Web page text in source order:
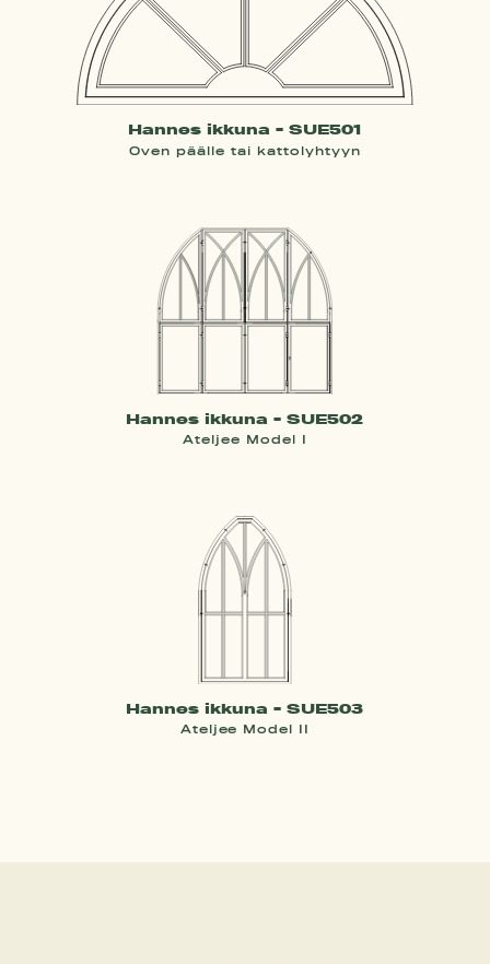
Hannes ikkuna - SUE501
Oven päälle tai kattolyhtyyn
Hannes ikkuna - SUE502
Ateljee Model I
Hannes ikkuna - SUE503
Ateljee Model II